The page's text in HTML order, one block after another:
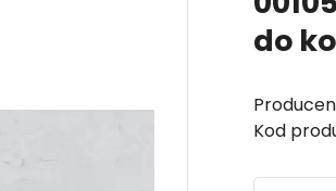
do
Kod